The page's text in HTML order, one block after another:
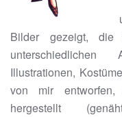
Bilder gezeigt, die
Illustrationen,
von mir
hergestellt